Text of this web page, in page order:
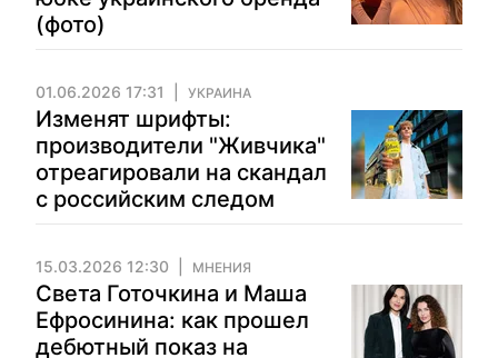
(фото)
01.06.2026 17:31 УКРАИНА
Изменят шрифты:
производители "Живчика"
отреагировали на скандал
с российским следом
15.03.2026 12:30 МНЕНИЯ
Света Готочкина и Маша
Ефросинина: как прошел
дебютный показ на